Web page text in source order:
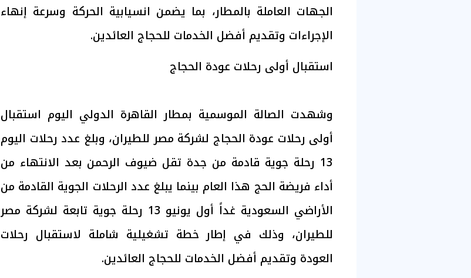
الجهات العاملة بالمطار، بما يضمن انسيابية الحركة وسرعة إنهاء
الإجراءات وتقديم أفضل الخدمات للحجاج العائدين.
استقبال أولى رحلات عودة الحجاج
وشهدت الصالة الموسمية بمطار القاهرة الدولي اليوم استقبال
أولى رحلات عودة الحجاج لشركة مصر للطيران، وبلغ عدد رحلات اليوم
13 رحلة جوية قادمة من جدة تقل ضيوف الرحمن بعد الانتهاء من
أداء فريضة الحج هذا العام بينما يبلغ عدد الرحلات الجوية القادمة من
الأراضي السعودية غداً أول يونيو 13 رحلة جوية تابعة لشركة مصر
للطيران، وذلك في إطار خطة تشغيلية شاملة لاستقبال رحلات
العودة وتقديم أفضل الخدمات للحجاج العائدين.